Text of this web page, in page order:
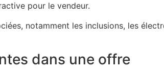
pour le vendeur.
notamment les inclusions, les
dans une offre